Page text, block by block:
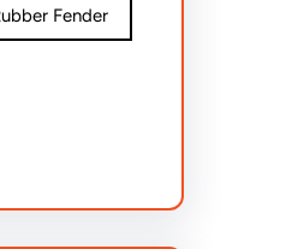
Fender